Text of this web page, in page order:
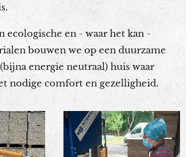
ecologische en - waar het kan -
bouwen we op een duurzame
energie neutraal) huis waar
nodige comfort en gezelligheid.